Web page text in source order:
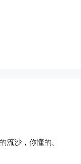
流沙，你懂的。